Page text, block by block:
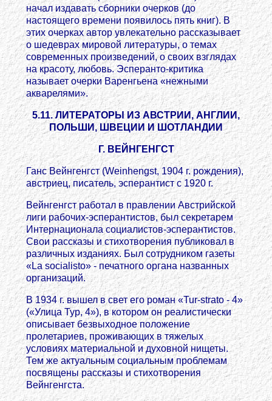
начал издавать сборники очерков (до
настоящего времени появилось пять книг). В
этих очерках автор увлекательно рассказывает
о шедеврах мировой литературы, о темах
современных произведений, о своих взглядах
на красоту, любовь. Эсперанто-критика
называет очерки Варенгьена «нежными
акварелями».
5.11. ЛИТЕРАТОРЫ ИЗ АВСТРИИ, АНГЛИИ,
ПОЛЬШИ, ШВЕЦИИ И ШОТЛАНДИИ
Г. ВЕЙНГЕНГСТ
Ганс Вейнгенгст (Weinhengst, 1904 г. рождения),
австриец, писатель, эсперантист с 1920 г.
Вейнгенгст работал в правлении Австрийской
лиги рабочих-эсперантистов, был секретарем
Интернационала социалистов-эсперантистов.
Свои рассказы и стихотворения публиковал в
различных изданиях. Был сотрудником газеты
«La socialisto» - печатного органа названных
организаций.
В 1934 г. вышел в свет его роман «Tur-strato - 4»
(«Улица Тур, 4»), в котором он реалистически
описывает безвыходное положение
пролетариев, проживающих в тяжелых
условиях материальной и духовной нищеты.
Тем же актуальным социальным проблемам
посвящены рассказы и стихотворения
Вейнгенгста.